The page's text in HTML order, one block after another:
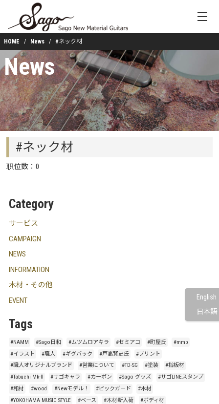
English
日本語
HOME News #ネック材
News
#ネック材
职位数：0
Category
サービス
CAMPAIGN
NEWS
INFORMATION
木材・その他
EVENT
Tags
#NAMM #Sago日和 #ムツムロアキラ #セミアコ #町屋氏
#mmp
#イラスト
#職人 #ギグバック #戸高賢史氏
#プリント
#職人オリジナルブランド
#営業について #TD-SG #塗装
#指板材
#Tabuchi Mk-Ⅱ
#サゴキャラ #カーボン #Sago グッズ
#サゴLINEスタンプ
#和材
#wood #Newモデル！ #ピックガード
#木材
#YOKOHAMA MUSIC STYLE
#ベース #木材新入荷
#ボディ材